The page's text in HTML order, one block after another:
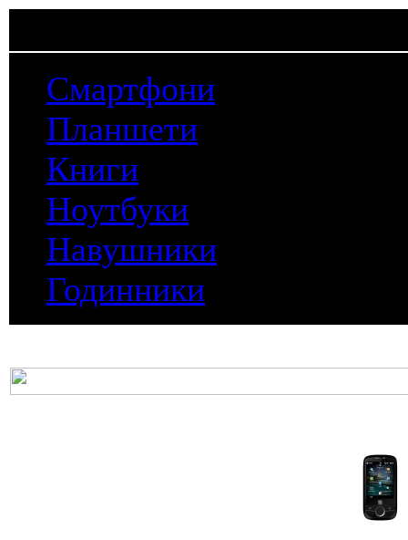
Смартфони
Планшети
Книги
Ноутбуки
Навушники
Годинники